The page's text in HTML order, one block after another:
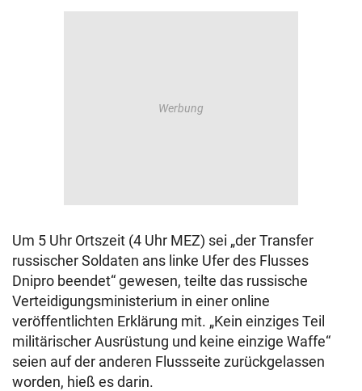
Um 5 Uhr Ortszeit (4 Uhr MEZ) sei „der Transfer
russischer Soldaten ans linke Ufer des Flusses
Dnipro beendet“ gewesen, teilte das russische
Verteidigungsministerium in einer online
veröffentlichten Erklärung mit. „Kein einziges Teil
militärischer Ausrüstung und keine einzige Waffe“
seien auf der anderen Flussseite zurückgelassen
worden, hieß es darin.